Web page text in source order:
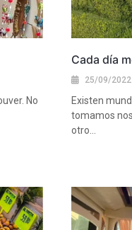
No
Cada día
25/09/2022
Existen
tomamos
otro...